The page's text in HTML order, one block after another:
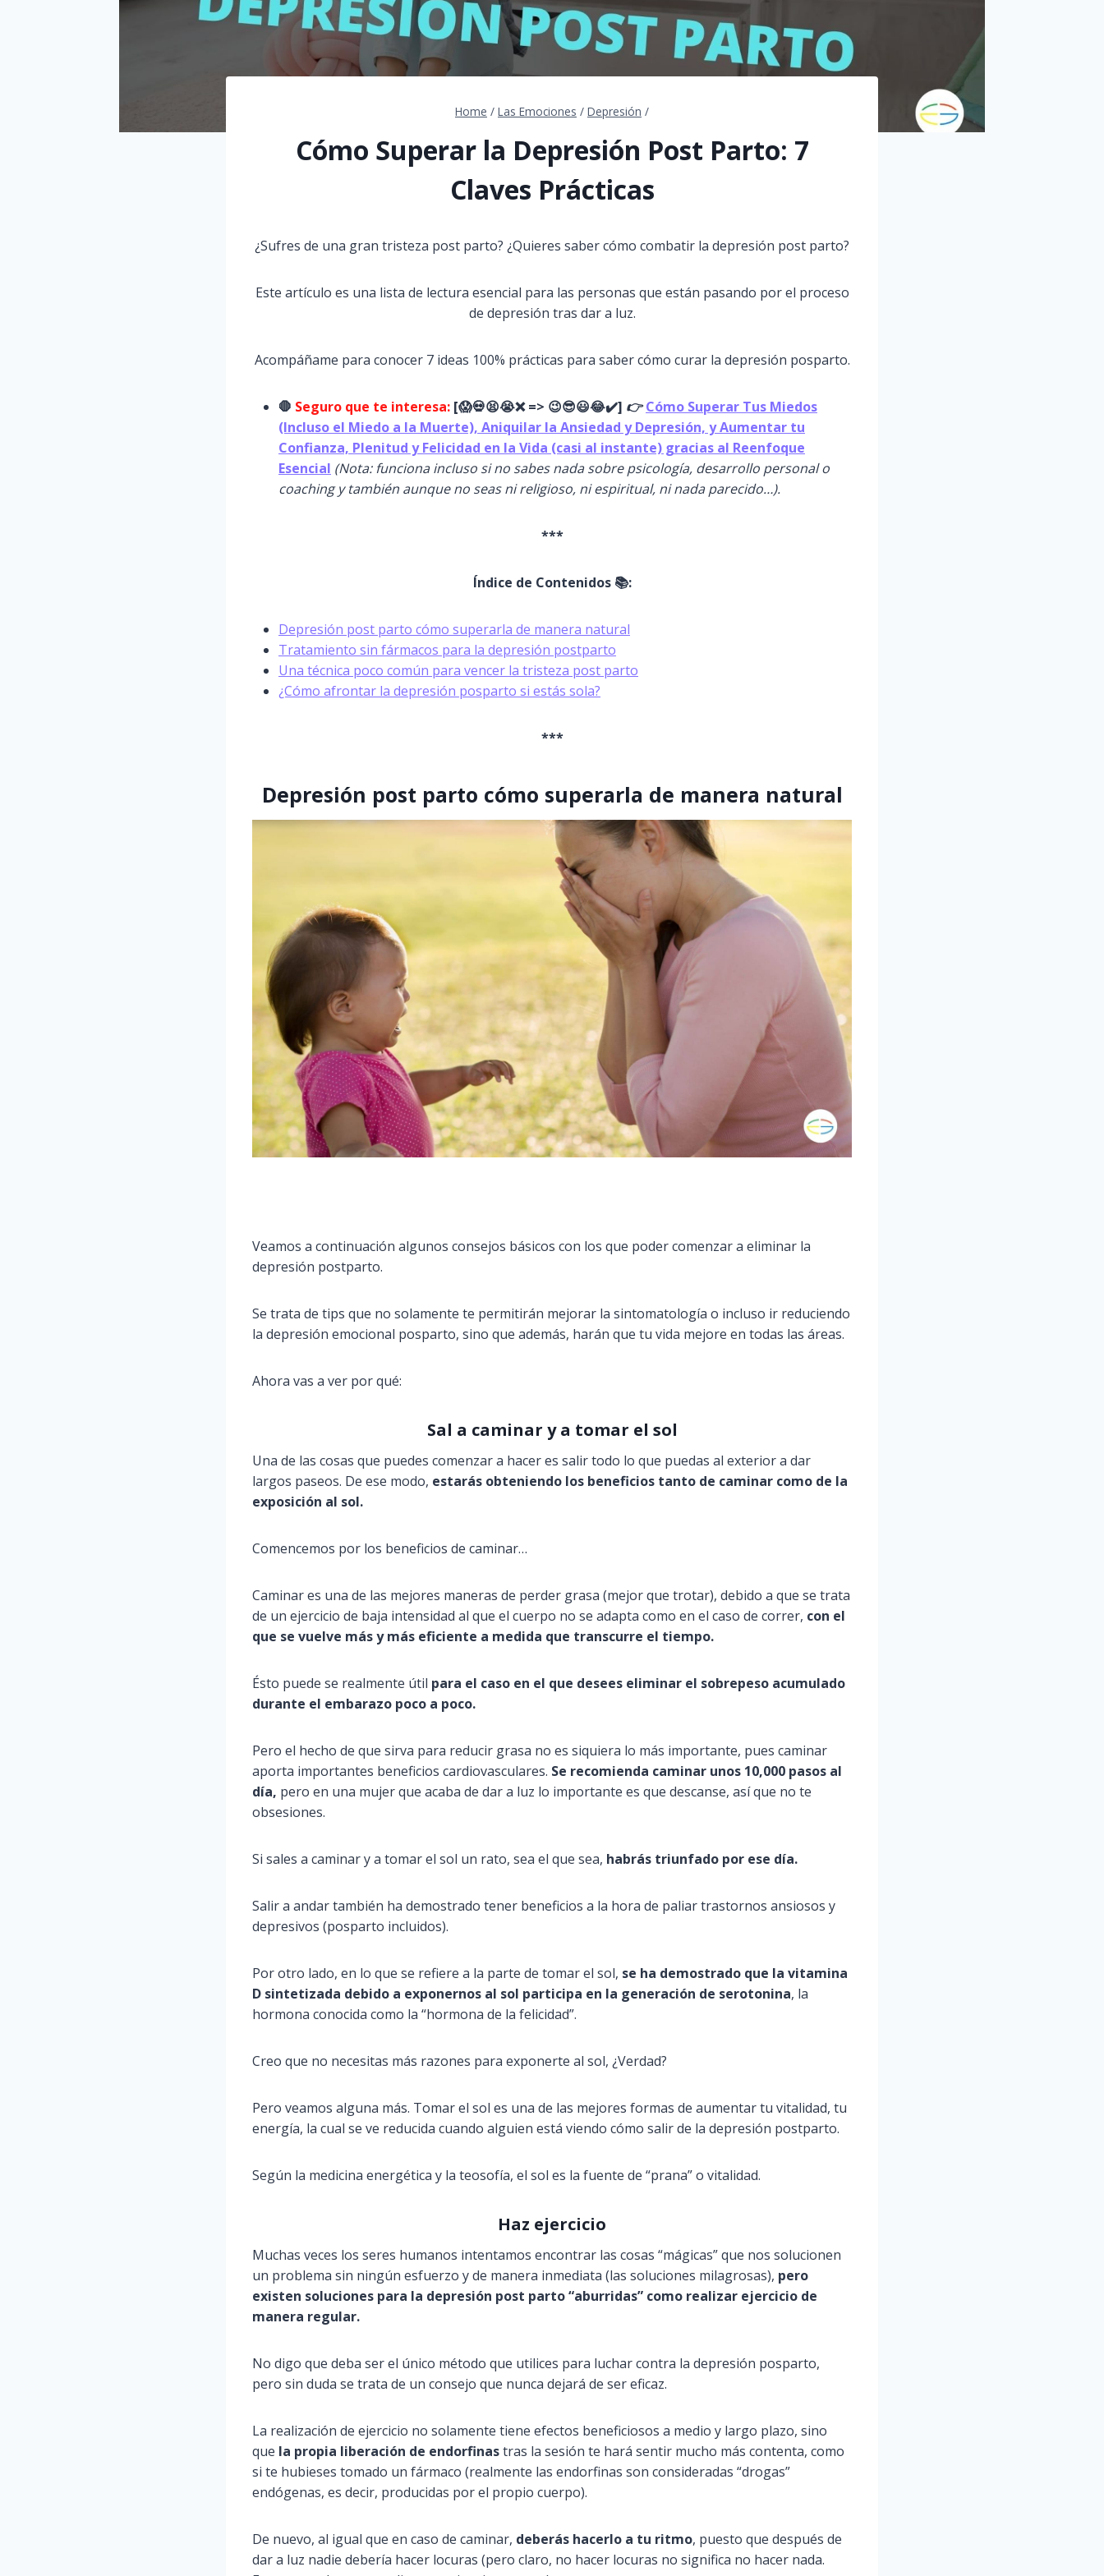
Home / Las Emociones / Depresión /
Cómo Superar la Depresión Post Parto: 7
Claves Prácticas
¿Sufres de una gran tristeza post parto? ¿Quieres saber cómo combatir la depresión post parto?
Este artículo es una lista de lectura esencial para las personas que están pasando por el proceso
de depresión tras dar a luz.
Acompáñame para conocer 7 ideas 100% prácticas para saber cómo curar la depresión posparto.
🛑 Seguro que te interesa: [😱💀😫😭❌ => 😉😎😃😂✔️] 👉 Cómo Superar Tus Miedos
(Incluso el Miedo a la Muerte), Aniquilar la Ansiedad y Depresión, y Aumentar tu
Confianza, Plenitud y Felicidad en la Vida (casi al instante) gracias al Reenfoque
Esencial (Nota: funciona incluso si no sabes nada sobre psicología, desarrollo personal o
coaching y también aunque no seas ni religioso, ni espiritual, ni nada parecido…).
***
Índice de Contenidos 📚:
Depresión post parto cómo superarla de manera natural
Tratamiento sin fármacos para la depresión postparto
Una técnica poco común para vencer la tristeza post parto
¿Cómo afrontar la depresión posparto si estás sola?
***
Depresión post parto cómo superarla de manera natural
Veamos a continuación algunos consejos básicos con los que poder comenzar a eliminar la
depresión postparto.
Se trata de tips que no solamente te permitirán mejorar la sintomatología o incluso ir reduciendo
la depresión emocional posparto, sino que además, harán que tu vida mejore en todas las áreas.
Ahora vas a ver por qué:
Sal a caminar y a tomar el sol
Una de las cosas que puedes comenzar a hacer es salir todo lo que puedas al exterior a dar
largos paseos. De ese modo, estarás obteniendo los beneficios tanto de caminar como de la
exposición al sol.
Comencemos por los beneficios de caminar…
Caminar es una de las mejores maneras de perder grasa (mejor que trotar), debido a que se trata
de un ejercicio de baja intensidad al que el cuerpo no se adapta como en el caso de correr, con el
que se vuelve más y más eficiente a medida que transcurre el tiempo.
Ésto puede se realmente útil para el caso en el que desees eliminar el sobrepeso acumulado
durante el embarazo poco a poco.
Pero el hecho de que sirva para reducir grasa no es siquiera lo más importante, pues caminar
aporta importantes beneficios cardiovasculares. Se recomienda caminar unos 10,000 pasos al
día, pero en una mujer que acaba de dar a luz lo importante es que descanse, así que no te
obsesiones.
Si sales a caminar y a tomar el sol un rato, sea el que sea, habrás triunfado por ese día.
Salir a andar también ha demostrado tener beneficios a la hora de paliar trastornos ansiosos y
depresivos (posparto incluidos).
Por otro lado, en lo que se refiere a la parte de tomar el sol, se ha demostrado que la vitamina
D sintetizada debido a exponernos al sol participa en la generación de serotonina, la
hormona conocida como la “hormona de la felicidad”.
Creo que no necesitas más razones para exponerte al sol, ¿Verdad?
Pero veamos alguna más. Tomar el sol es una de las mejores formas de aumentar tu vitalidad, tu
energía, la cual se ve reducida cuando alguien está viendo cómo salir de la depresión postparto.
Según la medicina energética y la teosofía, el sol es la fuente de “prana” o vitalidad.
Haz ejercicio
Muchas veces los seres humanos intentamos encontrar las cosas “mágicas” que nos solucionen
un problema sin ningún esfuerzo y de manera inmediata (las soluciones milagrosas), pero
existen soluciones para la depresión post parto “aburridas” como realizar ejercicio de
manera regular.
No digo que deba ser el único método que utilices para luchar contra la depresión posparto,
pero sin duda se trata de un consejo que nunca dejará de ser eficaz.
La realización de ejercicio no solamente tiene efectos beneficiosos a medio y largo plazo, sino
que la propia liberación de endorfinastras la sesión te hará sentir mucho más contenta, como
si te hubieses tomado un fármaco (realmente las endorfinas son consideradas “drogas”
endógenas, es decir, producidas por el propio cuerpo).
De nuevo, al igual que en caso de caminar, deberás hacerlo a tu ritmo, puesto que después de
dar a luz nadie debería hacer locuras (pero claro, no hacer locuras no significa no hacer nada.